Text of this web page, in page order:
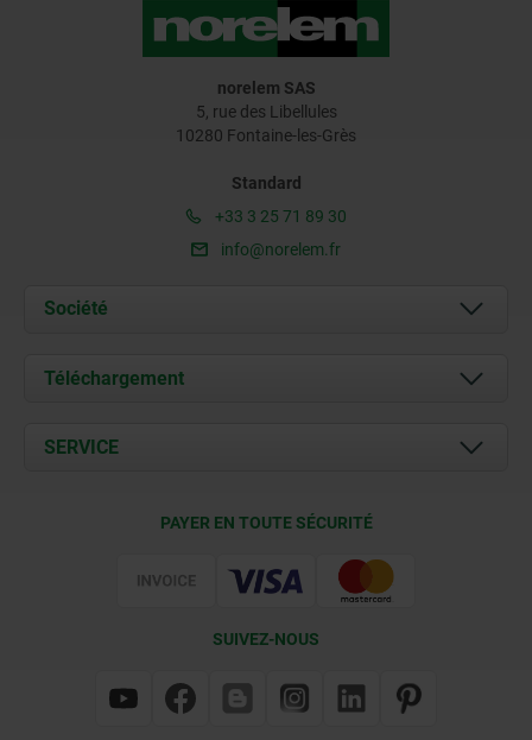
norelem SAS
5, rue des Libellules
10280 Fontaine-les-Grès
Standard
+33 3 25 71 89 30
info@norelem.fr
Société
À propos de nous
Contact
Téléchargement
Documents
SERVICE
PAYER EN TOUTE SÉCURITÉ
SUIVEZ-NOUS